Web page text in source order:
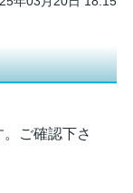
ご確認下さ